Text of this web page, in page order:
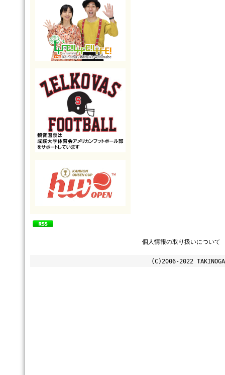
個人情報の取り扱いについて
(C)2006-2022